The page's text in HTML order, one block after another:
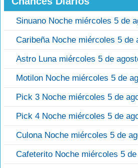
Sinuano Noche miércoles 5 de
Caribeña Noche miércoles 5 de
Astro Luna miércoles 5 de
Motilon Noche miércoles 5 de
Pick 3 Noche miércoles 5 de
Pick 4 Noche miércoles 5 de
Culona Noche miércoles 5 de
Cafeterito Noche miércoles 5